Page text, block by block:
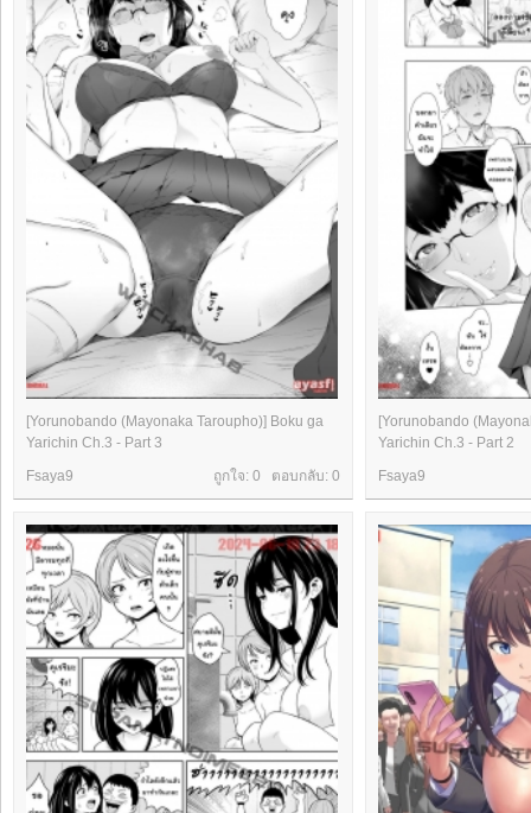
[Yorunobando (Mayonaka Taroupho)] Boku ga
Yarichin Ch.3 - Part 3
ถูกใจ: 0 ตอบกลับ: 0
Fsaya9
[Yorunobando
Yarichin Ch.3 - Part 2
Fsaya9